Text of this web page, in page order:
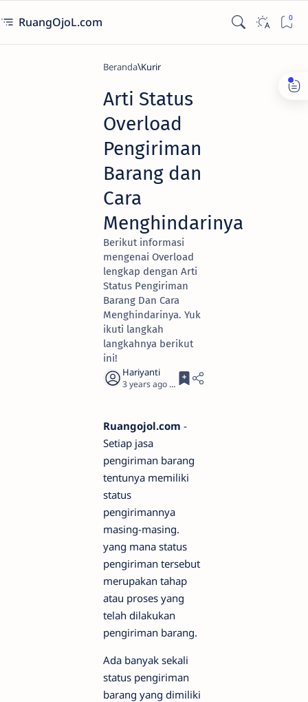
RuangOjoL.com
Beranda Kurir
Arti Status
Overload
Pengiriman
Barang dan
Cara
Menghindarinya
Berikut informasi
mengenai Overload
lengkap dengan Arti
Status Pengiriman
Barang Dan Cara
Menghindarinya. Yuk
ikuti langkah
langkahnya berikut
ini!
3 years ago 3
Ruangojol.com -
Setiap jasa
pengiriman barang
tentunya memiliki
status
pengirimannya
masing-masing.
yang mana status
pengiriman tersebut
merupakan tahap
atau proses yang
telah dilakukan
pengiriman barang.
Ada banyak sekali
status pengiriman
barang yang dimiliki